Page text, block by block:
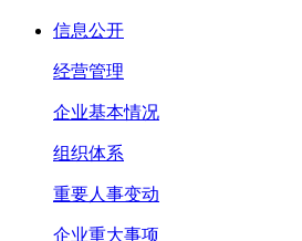
信息公开
经营管理
企业基本情况
组织体系
重要人事变动
企业重大事项